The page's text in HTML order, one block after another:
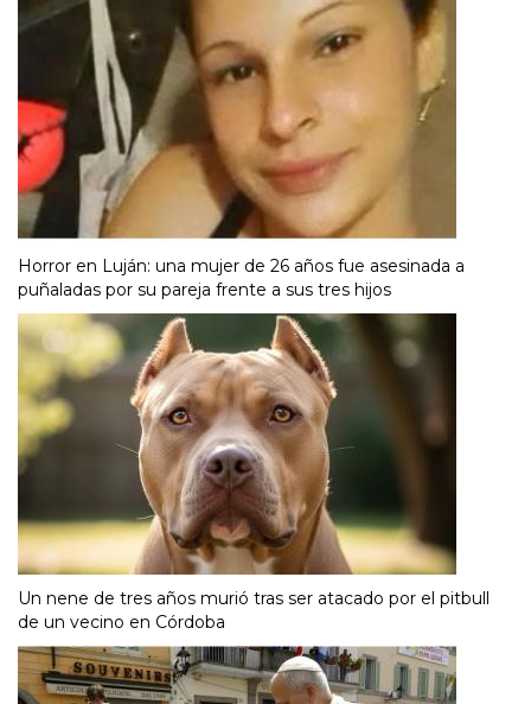
Horror en Luján: una mujer de 26 años fue asesinada a
puñaladas por su pareja frente a sus tres hijos
Un nene de tres años murió tras ser atacado por el pitbull
de un vecino en Córdoba